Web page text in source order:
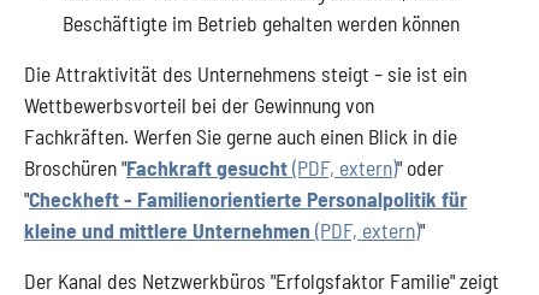
Beschäftigte im Betrieb gehalten werden können
Die Attraktivität des Unternehmens steigt – sie ist ein
Wettbewerbsvorteil bei der Gewinnung von
Fachkräften. Werfen Sie gerne auch einen Blick in die
Broschüren "Fachkraft gesucht(PDF, extern)" oder
"Checkheft - Familienorientierte Personalpolitik für
kleine und mittlere Unternehmen (PDF, extern)"
Der Kanal des Netzwerkbüros "Erfolgsfaktor Familie" zeigt